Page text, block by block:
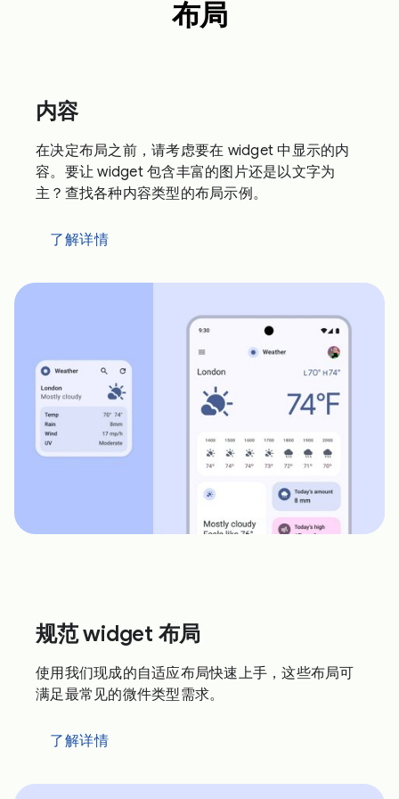
布局
内容
在决定布局之前，请考虑要在 widget 中显示的内
容。要让 widget 包含丰富的图片还是以文字为
主？查找各种内容类型的布局示例。
了解详情
规范 widget 布局
使用我们现成的自适应布局快速上手，这些布局可
满足最常见的微件类型需求。
了解详情